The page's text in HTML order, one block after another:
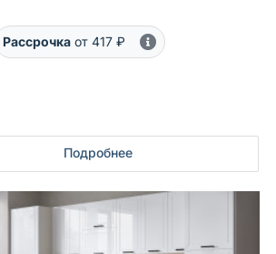
Рассрочка от 417 ₽
Подробнее